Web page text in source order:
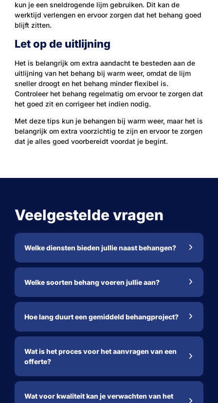
kun je een sneldrogende lijm gebruiken. Dit kan de
werktijd verlengen en ervoor zorgen dat het behang goed
blijft zitten.
Let op de uitlijning
Het is belangrijk om extra aandacht te besteden aan de
uitlijning van het behang bij warm weer, omdat de lijm
sneller droogt en het behang minder flexibel is.
Controleer het behang regelmatig om ervoor te zorgen dat
het goed zit en corrigeer het indien nodig.
Met deze tips kun je behangen bij warm weer, maar het is
belangrijk om extra voorzichtig te zijn en ervoor te zorgen
dat je alles goed voorbereidt voordat je begint.
Veelgestelde vragen
Welke diensten bieden jullie naast behangen?
Welke soorten behang voeren jullie aan?
Hoe lang duurt een gemiddeld behangproject?
Wat is het proces voor het aanvragen van een
offerte?
Wat voor kwaliteit kan je verwachten van het